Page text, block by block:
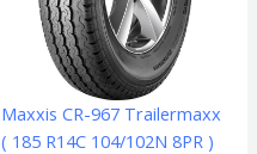
Maxxis CR-967 Trailermaxx
( 185 R14C 104/102N 8PR )